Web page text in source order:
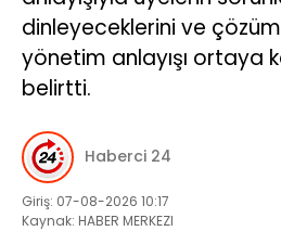
dinleyeceklerini ve
yönetim anlayışı ortaya
belirtti.
Haberci 24
Giriş: 07-08-2026 10:17
Kaynak: HABER MERKEZI